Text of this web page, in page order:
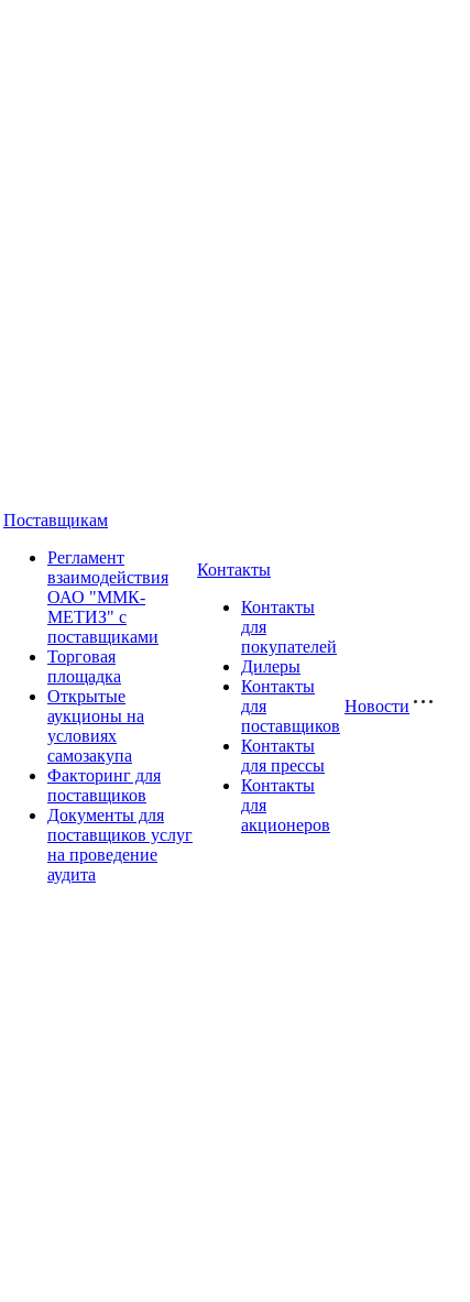
Поставщикам
Регламент
взаимодействия
ОАО "ММК-
МЕТИЗ" с
поставщиками
Торговая
площадка
Открытые
аукционы на
условиях
самозакупа
Факторинг для
поставщиков
Документы для
поставщиков услуг
на проведение
аудита
Контакты
Контакты
для
покупателей
Дилеры
Контакты
для
поставщиков
Контакты
для прессы
Контакты
для
акционеров
Новости